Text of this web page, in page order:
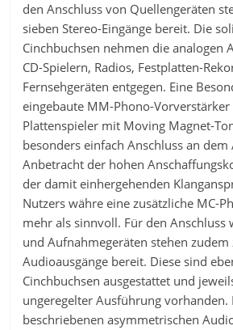
den Anschluss von Quellengeräten
sieben Stereo-Eingänge bereit. Die
Cinchbuchsen nehmen die analogen
CD-Spielern, Radios, Festplatten-
Fernsehgeräten entgegen. Eine
eingebaute MM-Phono-Vorverstärker
Plattenspieler mit Moving Magnet-
besonders einfach Anschluss an dem
Anbetracht der hohen
der damit einhergehenden
Nutzers währe eine zusätzliche MC-
mehr als sinnvoll. Für den Anschluss
und Aufnahmegeräten stehen
Audioausgänge bereit. Diese sind
Cinchbuchsen ausgestattet und
ungeregelter Ausführung vorhanden.
beschriebenen asymmetrischen